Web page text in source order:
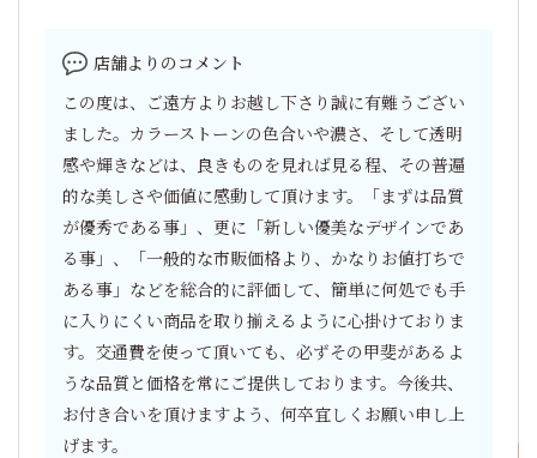
店舗よりのコメント
この度は、ご遠方よりお越し下さり誠に有難うござい
ました。カラーストーンの色合いや濃さ、そして透明
感や輝きなどは、良きものを見れば見る程、その普遍
的な美しさや価値に感動して頂けます。「まずは品質
が優秀である事」、更に「新しい優美なデザインであ
る事」、「一般的な市販価格より、かなりお値打ちで
ある事」などを総合的に評価して、簡単に何処でも手
に入りにくい商品を取り揃えるように心掛けておりま
す。交通費を使って頂いても、必ずその甲斐があるよ
うな品質と価格を常にご提供しております。今後共、
お付き合いを頂けますよう、何卒宜しくお願い申し上
げます。